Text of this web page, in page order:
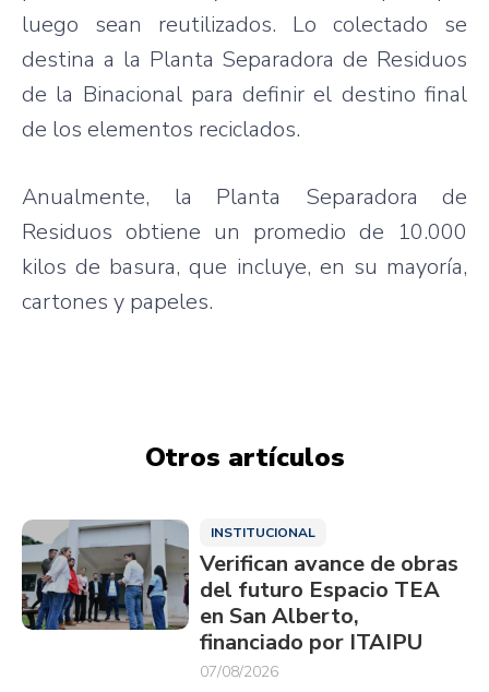
luego sean reutilizados. Lo colectado se
destina a la Planta Separadora de Residuos
de la Binacional para definir el destino final
de los elementos reciclados.
Anualmente, la Planta Separadora de
Residuos obtiene un promedio de 10.000
kilos de basura, que incluye, en su mayoría,
cartones y papeles.
Otros artículos
INSTITUCIONAL
Verifican avance de obras
del futuro Espacio TEA
en San Alberto,
financiado por ITAIPU
07/08/2026